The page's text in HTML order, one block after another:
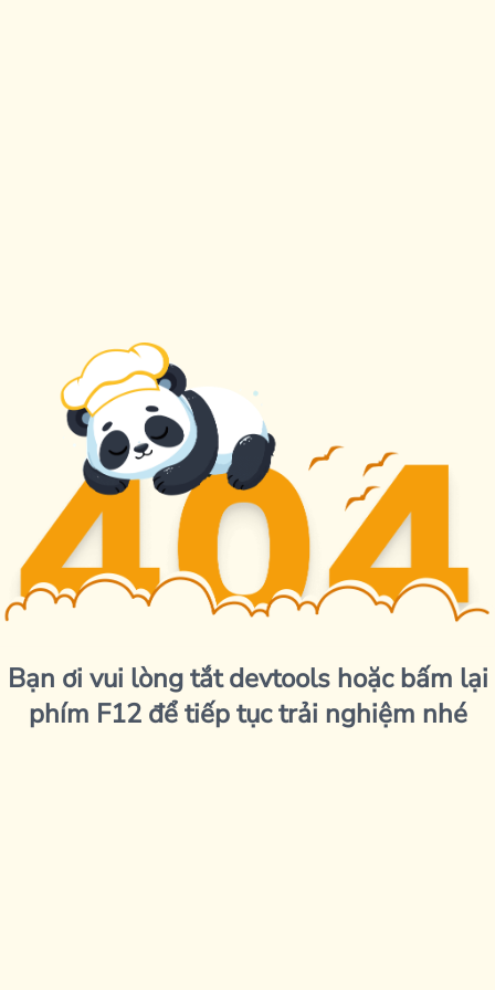
Bạn ơi vui lòng tắt devtools hoặc bấm lại
phím F12 để tiếp tục trải nghiệm nhé